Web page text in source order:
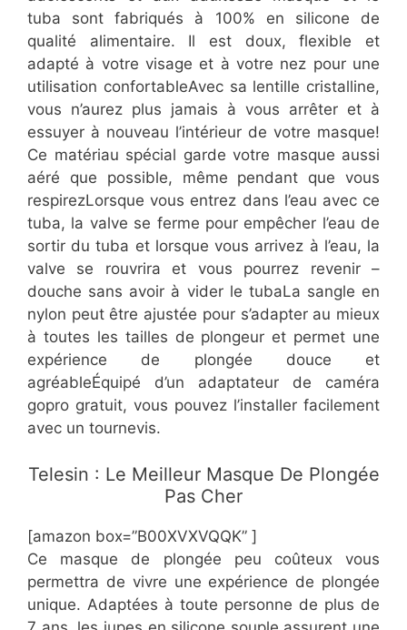
tuba sont fabriqués à 100% en silicone de
qualité alimentaire. Il est doux, flexible et
adapté à votre visage et à votre nez pour une
utilisation confortableAvec sa lentille cristalline,
vous n’aurez plus jamais à vous arrêter et à
essuyer à nouveau l’intérieur de votre masque!
Ce matériau spécial garde votre masque aussi
aéré que possible, même pendant que vous
respirezLorsque vous entrez dans l’eau avec ce
tuba, la valve se ferme pour empêcher l’eau de
sortir du tuba et lorsque vous arrivez à l’eau, la
valve se rouvrira et vous pourrez revenir –
douche sans avoir à vider le tubaLa sangle en
nylon peut être ajustée pour s’adapter au mieux
à toutes les tailles de plongeur et permet une
expérience de plongée douce et
agréableÉquipé d’un adaptateur de caméra
gopro gratuit, vous pouvez l’installer facilement
avec un tournevis.
Telesin : Le Meilleur Masque De Plongée
Pas Cher
[amazon box=”​B00XVXVQQK” ]
​Ce masque de plongée peu coûteux vous
permettra de vivre une expérience de plongée
unique. Adaptées à toute personne de plus de